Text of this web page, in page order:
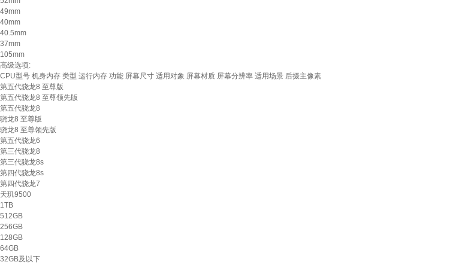
49mm
40mm
40.5mm
37mm
105mm
高级选项:
CPU型号 机身内存 类型 运行内存 功能 屏幕尺寸 适用对象 屏幕材质 屏幕分辨率 适用场景 后摄主像素
第五代骁龙8 至尊版
第五代骁龙8 至尊领先版
第五代骁龙8
骁龙8 至尊版
骁龙8 至尊领先版
第五代骁龙6
第三代骁龙8
第三代骁龙8s
第四代骁龙8s
第四代骁龙7
天玑9500
1TB
512GB
256GB
128GB
64GB
32GB及以下